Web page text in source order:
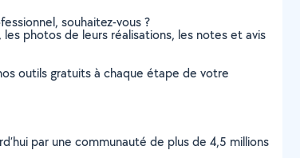
souhaitez-vous ?
photos de leurs réalisations, les notes et avis
outils gratuits à chaque étape de votre
par une communauté de plus de 4,5 millions